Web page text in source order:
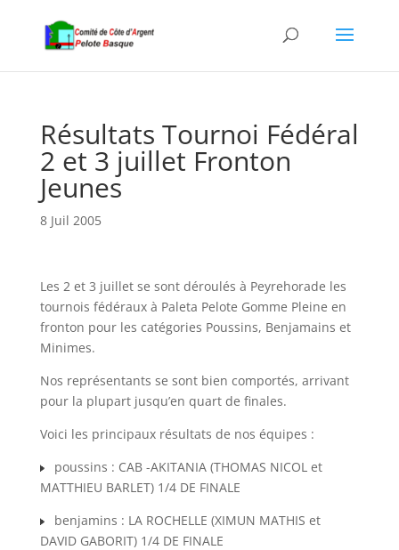
Résultats Tournoi Fédéral
2 et 3 juillet Fronton
Jeunes
8 Juil 2005
Les 2 et 3 juillet se sont déroulés à Peyrehorade les
tournois fédéraux à Paleta Pelote Gomme Pleine en
fronton pour les catégories Poussins, Benjamains et
Minimes.
Nos représentants se sont bien comportés, arrivant
pour la plupart jusqu’en quart de finales.
Voici les principaux résultats de nos équipes :
poussins : CAB -AKITANIA (THOMAS NICOL et
MATTHIEU BARLET) 1/4 DE FINALE
benjamins : LA ROCHELLE (XIMUN MATHIS et
DAVID GABORIT) 1/4 DE FINALE